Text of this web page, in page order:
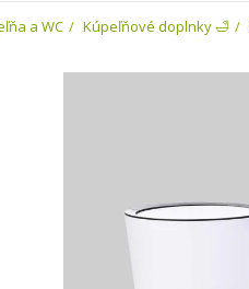
a WC Kúpeľňové doplnky 🛁